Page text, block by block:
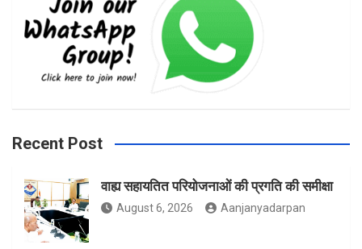
o g e
Recent Post
वाह्य सहायतित परियोजनाओं की प्रगति की समीक्षा
August 6, 2026 Aanjanyadarpan